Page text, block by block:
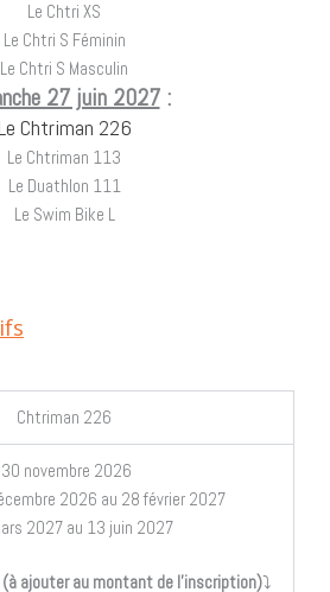
Le Chtri XS
Le Chtri S Féminin
Le Chtri S Masculin
27 juin 2027:
Chtriman 226
Le Chtriman 113
Le Duathlon 111
Le Swim Bike L
Chtriman 226
novembre 2026
2026 au 28 février 2027
2027 au 13 juin 2027
ajouter au montant de l’inscription)⤵️